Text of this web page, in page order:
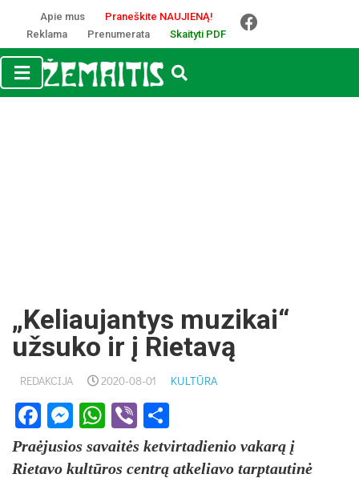
Apie mus
Praneškite NAUJIENĄ!
Reklama
Prenumerata Skaityti PDF
„Keliaujantys muzikai“
užsuko ir į Rietavą
REDAKCIJA 2020-08-01 KULTŪRA
Facebook
Messenger
WhatsApp
Viber
Praėjusios savaitės ketvirtadienio vakarą į
Rietavo kultūros centrą atkeliavo tarptautinė